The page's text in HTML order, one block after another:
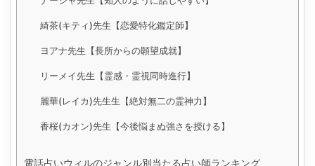
綺茶(キティ)先生【恋愛特化鑑定師】
ヨアナ先生【長所からの願望成就】
リーメイ先生【霊感・霊視同時進行】
麗華(レイカ)先生生【絶対無二の霊神力】
香桜(カオン)先生【今後悩まぬ強さを授ける】
電話占いウィルのジャンル別当たる占い師ランキング